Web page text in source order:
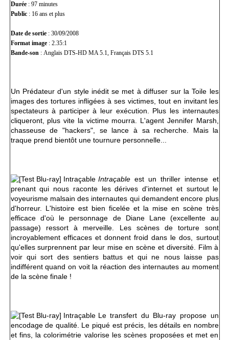
Durée: 97 minutes
Public: 16 ans et plus
Date de sortie: 30/09/2008
Format image:2.35:1
Bande-son: Anglais DTS-HD MA 5.1, Français DTS 5.1
Un Prédateur d'un style inédit se met à diffuser sur la Toile les
images des tortures infligées à ses victimes, tout en invitant les
spectateurs à participer à leur exécution. Plus les internautes
cliqueront, plus vite la victime mourra. L'agent Jennifer Marsh,
chasseuse de "hackers", se lance à sa recherche. Mais la
traque prend bientôt une tournure personnelle...
Intraçableest un thriller intense et
prenant qui nous raconte les dérives d'internet et surtout le
voyeurisme malsain des internautes qui demandent encore plus
d'horreur. L'histoire est bien ficelée et la mise en scène très
efficace d'où le personnage de Diane Lane (excellente au
passage) ressort à merveille. Les scènes de torture sont
incroyablement efficaces et donnent froid dans le dos, surtout
qu'elles surprennent par leur mise en scène et diversité. Film à
voir qui sort des sentiers battus et qui ne nous laisse pas
indifférent quand on voit la réaction des internautes au moment
de la scène finale !
Le transfert du Blu-ray propose un
encodage de qualité. Le piqué est précis, les détails en nombre
et fins, la colorimétrie valorise les scènes proposées et met en